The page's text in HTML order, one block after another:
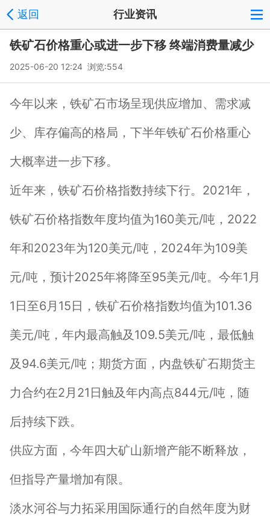
返回 行业资讯
铁矿石价格重心或进一步下移 终端消费量减少
2025-06-20 12:24 浏览:554
今年以来，铁矿石市场呈现供应增加、需求减
少、库存偏高的格局，下半年铁矿石价格重心
大概率进一步下移。
近年来，铁矿石价格指数持续下行。2021年，
铁矿石价格指数年度均值为160美元/吨，2022
年和2023年为120美元/吨，2024年为109美
元/吨，预计2025年将降至95美元/吨。今年1月
1日至6月15日，铁矿石价格指数均值为101.36
美元/吨，年内最高触及109.5美元/吨，最低触
及94.6美元/吨；期货方面，内盘铁矿石期货主
力合约在2月21日触及年内高点844元/吨，随
后持续下跌。
供应方面，今年四大矿山新增产能不断释放，
但指导产量增加有限。
淡水河谷与力拓采用国际通行的自然年度为财